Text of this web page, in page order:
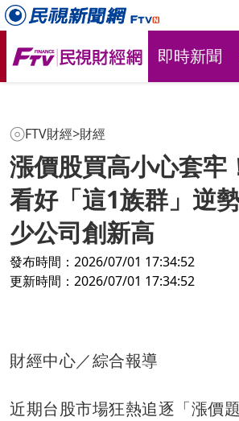
即時新聞
FTV財經>財經
漲價股買高小心套牢
看好「這1族群」逆
少公司創新高
發布時間：2026/07/01 17:34:52
更新時間：2026/07/01 17:34:52
財經中心／綜合報導
近期台股市場狂熱追逐「漲價